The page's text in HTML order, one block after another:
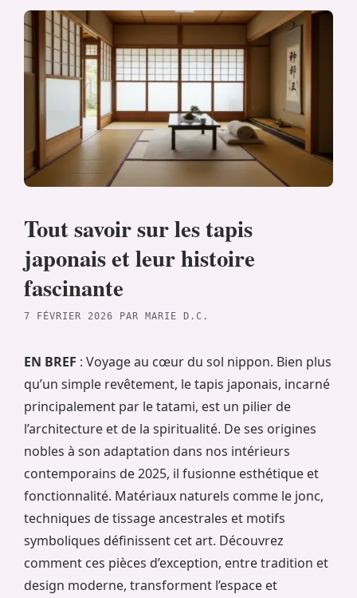
Tout savoir sur les tapis
japonais et leur histoire
fascinante
7 FÉVRIER 2026 PAR MARIE D.C.
EN BREF : Voyage au cœur du sol nippon. Bien plus
qu’un simple revêtement, le tapis japonais, incarné
principalement par le tatami, est un pilier de
l’architecture et de la spiritualité. De ses origines
nobles à son adaptation dans nos intérieurs
contemporains de 2025, il fusionne esthétique et
fonctionnalité. Matériaux naturels comme le jonc,
techniques de tissage ancestrales et motifs
symboliques définissent cet art. Découvrez
comment ces pièces d’exception, entre tradition et
design moderne, transforment l’espace et